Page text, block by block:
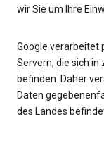
wir Sie um Ihre
Google verarbeitet
Servern, die sich
befinden. Daher
Daten
des Landes